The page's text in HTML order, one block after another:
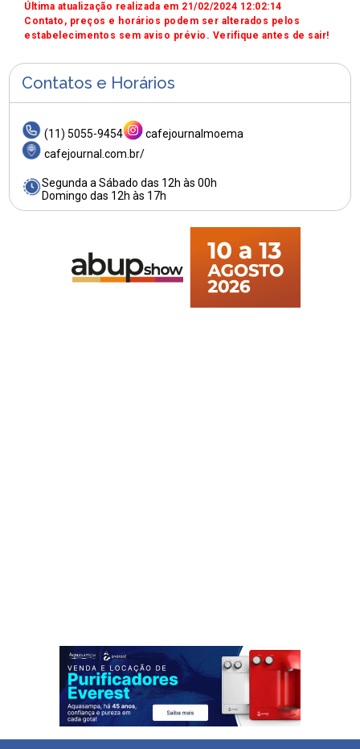
Última atualização realizada em 21/02/2024 12:02:14
Contato, preços e horários podem ser alterados pelos
estabelecimentos sem aviso prévio. Verifique antes de sair!
Contatos e Horários
(11) 5055-9454
cafejournalmoema
cafejournal.com.br/
Segunda a Sábado das 12h às 00h
Domingo das 12h às 17h